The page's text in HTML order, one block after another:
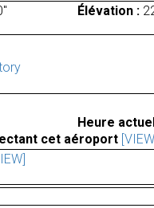
Élévation :
Heure
cet aéroport